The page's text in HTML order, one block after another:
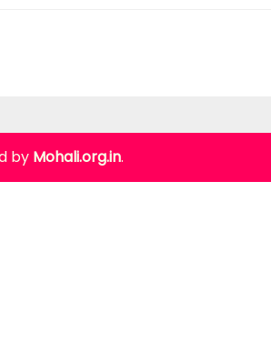
by Mohali.org.in.